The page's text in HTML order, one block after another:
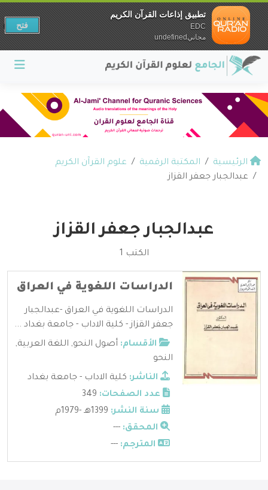
الرئيسية المكتبة الرقمية
علوم القرآن الكريم
عبدالجبار جعفر القزاز
عبدالجبار جعفر القزاز
الكتب 1
الدراسات اللغوية في العراق
الدراسات اللغوية في العراق -عبدالجبار
جعفر القزاز - كلية الاداب - جامعة بغداد ...
الأقسام: أصول النحو, اللغة العربية,
النحو
الناشر: كلية الاداب - جامعة بغداد
عدد الصفحات:
سنة النشر:
المحقق: ---
المترجم: ---
تطبيق إذاعات القرآن الكريم
EDC
مجانيundefined
فتح